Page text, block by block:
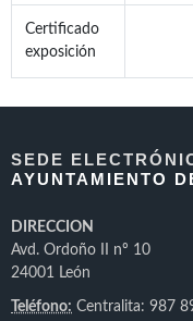
Certificado
exposición
SEDE
AYUNTAMIENTO
DIRECCION
Avd. Ordoño II nº 10
24001 León
Teléfono: Centralita: 987